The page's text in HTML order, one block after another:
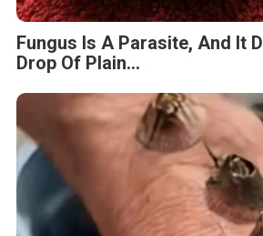
Fungus Is A Parasite, And It
Drop Of Plain...